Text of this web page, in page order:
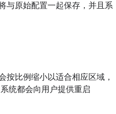
与原始配置一起保存，并且系
比例缩小以适合相应区域，
统都会向用户提供重启